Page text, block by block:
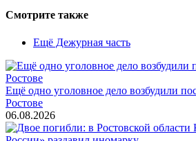
Смотрите также
Ещё Дежурная часть
Ещё одно уголовное дело возбудили
Ростове
06.08.2026